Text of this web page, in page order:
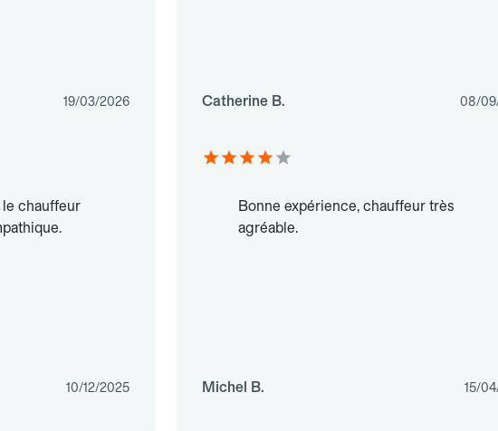
19/03/2026 Catherine B. 08/
chauffeur
10/12/2025
Bonne expérience, chauffeur très
agréable.
Michel B. 15/